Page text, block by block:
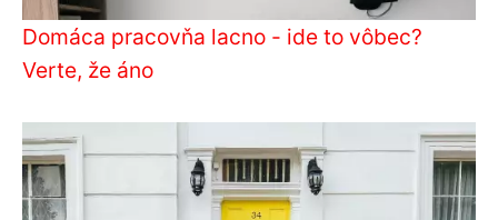
Domáca pracovňa lacno - ide to vôbec?
Verte, že áno